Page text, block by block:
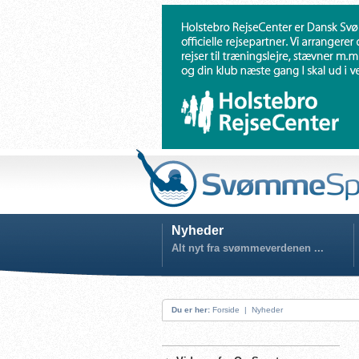
Nyheder
Alt nyt fra svømmeverdenen ...
Du er her: Forside | Nyheder